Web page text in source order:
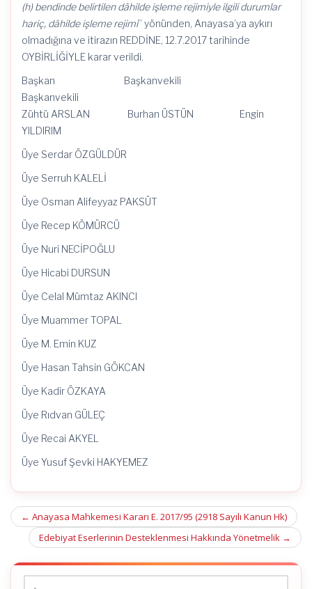
(h) bendinde belirtilen dâhilde işleme rejimiyle ilgili durumlar
hariç, dâhilde işleme rejimi” yönünden, Anayasa’ya aykırı
olmadığına ve itirazın REDDİNE, 12.7.2017 tarihinde
OYBİRLİĞİYLE karar verildi.
Başkan Başkanvekili
Başkanvekili
Zühtü ARSLAN Burhan ÜSTÜN Engin
YILDIRIM
Üye Serdar ÖZGÜLDÜR
Üye Serruh KALELİ
Üye Osman Alifeyyaz PAKSÜT
Üye Recep KÖMÜRCÜ
Üye Nuri NECİPOĞLU
Üye Hicabi DURSUN
Üye Celal Mümtaz AKINCI
Üye Muammer TOPAL
Üye M. Emin KUZ
Üye Hasan Tahsin GÖKCAN
Üye Kadir ÖZKAYA
Üye Rıdvan GÜLEÇ
Üye Recai AKYEL
Üye Yusuf Şevki HAKYEMEZ
Post
navigation
← Anayasa Mahkemesi Kararı E. 2017/95 (2918 Sayılı Kanun Hk)
Edebiyat Eserlerinin Desteklenmesi Hakkında Yönetmelik →